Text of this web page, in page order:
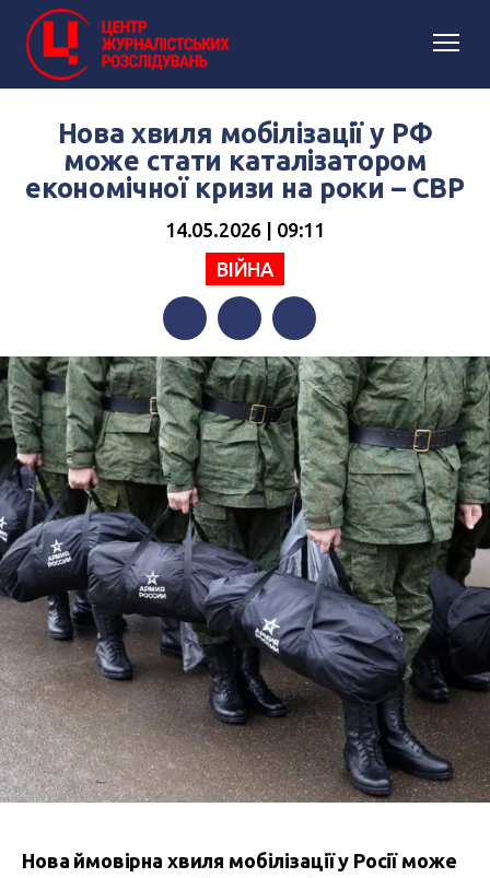
Нова хвиля мобілізації у РФ
може стати каталізатором
економічної кризи на роки – СВР
14.05.2026 | 09:11
ВІЙНА
FacebookTwitterTelegram
Нова ймовірна хвиля мобілізації у Росії може